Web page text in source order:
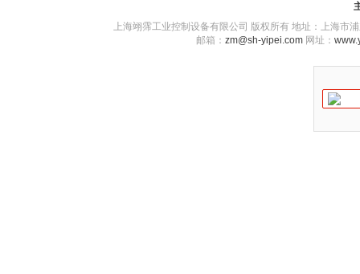
上海翊霈工业控制设备有限公司 版权所有 地址：上海
邮箱： zm@sh-yipei.com 网址：